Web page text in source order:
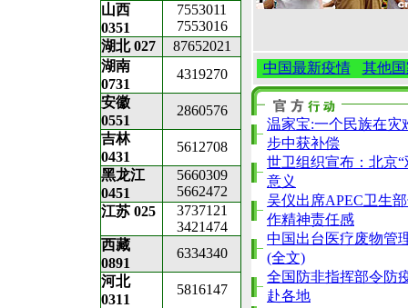
山西
0351
7553011
7553016
湖北 027
87652021
湖南
0731
4319270
安徽
0551
2860576
吉林
0431
5612708
黑龙江
0451
5660309
5662472
江苏 025
3737121
3421474
西藏
0891
6334340
河北
0311
5816147
中国最新疫情 其他
温家宝:一个民族在灾
步中获补偿
世卫组织宣布：北京
意义
吴仪出席APEC卫生
作精神责任感
中国出台医疗废物管
(全文)
全国防非指挥部令防
赴各地